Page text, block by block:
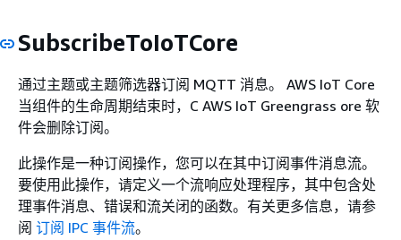
SubscribeToIoTCore
通过主题或主题筛选器订阅 MQTT 消息。 AWS IoT Core
当组件的生命周期结束时，C AWS IoT Greengrass ore 软
件会删除订阅。
此操作是一种订阅操作，您可以在其中订阅事件消息流。
要使用此操作，请定义一个流响应处理程序，其中包含处
理事件消息、错误和流关闭的函数。有关更多信息，请参
阅 订阅 IPC 事件流。